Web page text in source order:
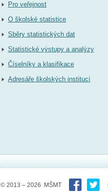
Pro veřejnost
O školské statistice
Sběry statistických dat
Statistické výstupy a analýzy
Číselníky a klasifikace
Adresáře školských institucí
© 2013 – 2026 MŠMT